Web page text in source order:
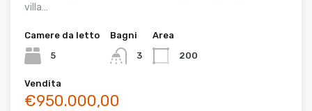
villa…
Camere da letto
5
Bagni
3
Area
200
Vendita
€950.000,00